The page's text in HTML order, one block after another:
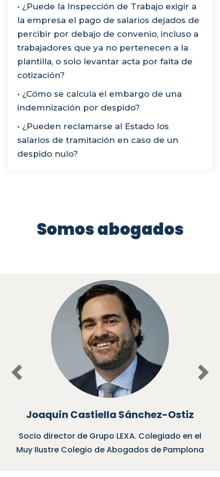
• ¿Puede la Inspección de Trabajo exigir a
la empresa el pago de salarios dejados de
percibir por debajo de convenio, incluso a
trabajadores que ya no pertenecen a la
plantilla, o solo levantar acta por falta de
cotización?
• ¿Cómo se calcula el embargo de una
indemnización por despido?
• ¿Pueden reclamarse al Estado los
salarios de tramitación en caso de un
despido nulo?
Somos abogados
Joaquín Castiella Sánchez-Ostiz
Socio director de Grupo LEXA. Colegiado en el
Muy Ilustre Colegio de Abogados de Pamplona
Previous